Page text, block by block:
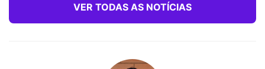
VER TODAS AS NOTÍCIAS